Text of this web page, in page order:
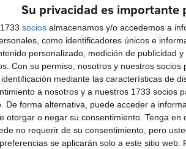
Su privacidad es importante
socios almacenamos y/o accedemos a
como identificadores únicos e
personalizado, medición de publicidad
Con su permiso, nosotros y nuestros socios
mediante las características de
a nosotros y a nuestros 1733 socios
De forma alternativa, puede acceder a
otorgar o negar su consentimiento. Tenga en
no requerir de su consentimiento, pero
se aplicarán solo a este sitio
internacional
unhombre marroquí de 55 años,